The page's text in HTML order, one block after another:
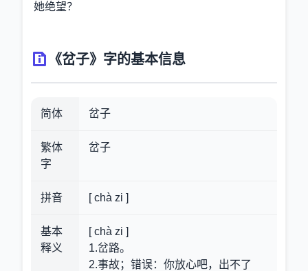
她绝望？
《岔子》字的基本信息
简体 岔子
繁体
字
岔子
拼音 [ chà zi ]
基本
释义
[ chà zi ]
1.岔路。
2.事故；错误：你放心吧，出不了